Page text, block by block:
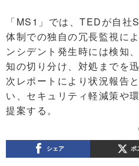
「MS1」では、TEDが自
体制での独自の冗長監視に
ンシデント発生時には検知
知の切り分け、対処までを
次レポートにより状況報告
い、セキュリティ軽減策や
提案する。
シェア ポ